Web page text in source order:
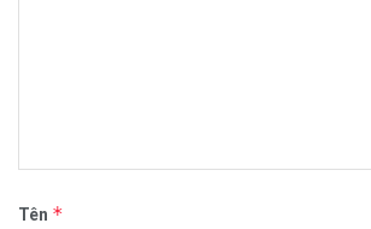
Tên *